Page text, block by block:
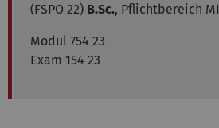
(FSPO 22) B.Sc., Pflichtbereich MI
Modul 754 23
Exam 154 23